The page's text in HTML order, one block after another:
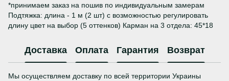
*принимаем заказ на пошив по индивидуальным замерам
Подтяжка: длина - 1 м (2 шт) с возможностью регулировать
длину цвет на выбор (5 оттенков) Карман на 3 отдела: 45*18
Доставка Оплата Гарантия Возврат
Мы осуществляем доставку по всей территории Украины